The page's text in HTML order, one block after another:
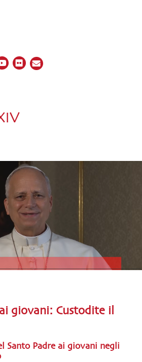
giovani: Custodite il
Santo Padre ai giovani negli